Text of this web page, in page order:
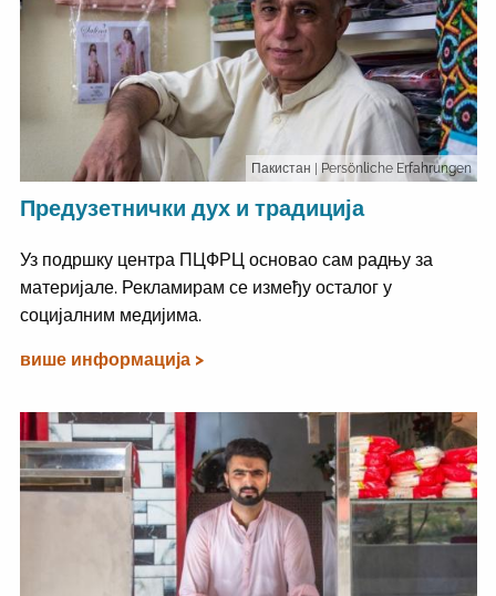
Пакистан | Persönliche Erfahrungen
Предузетнички дух и традиција
Уз подршку центра ПЦФРЦ основао сам радњу за
материјале. Рекламирам се између осталог у
социјалним медијима.
више информација >